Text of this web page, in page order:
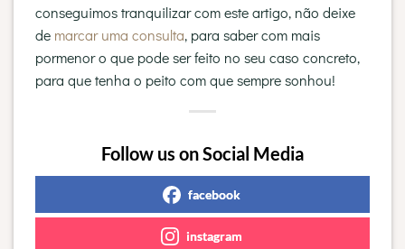
conseguimos tranquilizar com este artigo, não deixe
de marcar uma consulta, para saber com mais
pormenor o que pode ser feito no seu caso concreto,
para que tenha o peito com que sempre sonhou!
Follow us on Social Media
facebook
instagram